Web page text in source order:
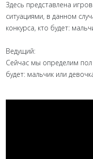
Здесь представлена
ситуациями, в данном
конкурса, кто будет:
Ведущий:
Сейчас мы определим
будет: мальчик или